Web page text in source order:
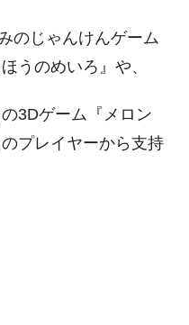
のじゃんけんゲーム
うのめいろ』や、
3Dゲーム『メロン
プレイヤーから支持